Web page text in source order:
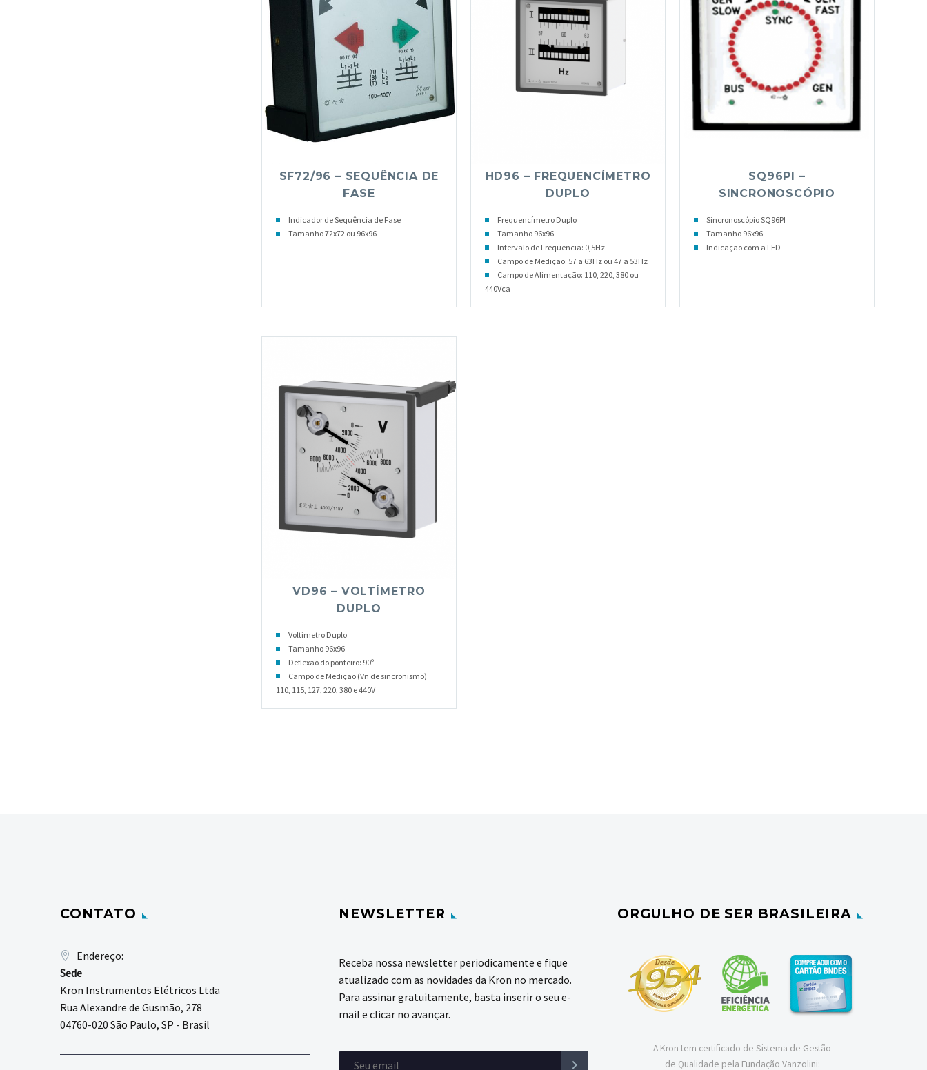
SF72/96 – SEQUÊNCIA DE
FASE
Indicador de Sequência de Fase
Tamanho 72x72 ou 96x96
HD96 – FREQUENCÍMETRO
DUPLO
Frequencímetro Duplo
Tamanho 96x96
Intervalo de Frequencia: 0,5Hz
Campo de Medição: 57 a 63Hz ou 47 a 53Hz
Campo de Alimentação: 110, 220, 380 ou
440Vca
SQ96PI –
SINCRONOSCÓPIO
Sincronoscópio SQ96PI
Tamanho 96x96
Indicação com a LED
VD96 – VOLTÍMETRO
DUPLO
Voltímetro Duplo
Tamanho 96x96
Deflexão do ponteiro: 90º
Campo de Medição (Vn de sincronismo)
110, 115, 127, 220, 380 e 440V
CONTATO
Endereço:
Sede
Kron Instrumentos Elétricos Ltda
Rua Alexandre de Gusmão, 278
04760-020 São Paulo, SP - Brasil
NEWSLETTER
Receba nossa newsletter periodicamente e fique
atualizado com as novidades da Kron no mercado.
Para assinar gratuitamente, basta inserir o seu e-
mail e clicar no avançar.
ORGULHO DE SER BRASILEIRA
A Kron tem certificado de Sistema de Gestão
de Qualidade pela Fundação Vanzolini: